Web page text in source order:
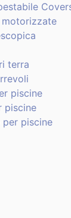
terra
piscine
piscine
piscine